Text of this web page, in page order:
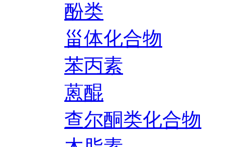
酚类
甾体化合物
苯丙素
蒽醌
查尔酮类化合物